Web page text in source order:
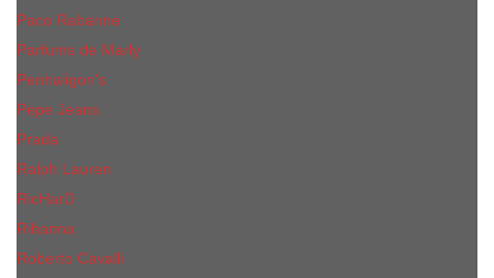
Paco Rabanne
Parfums de Marly
Penhaligon's
Pepe Jeans
Prada
Ralph Lauren
RicHarD
Rihanna
Roberto Cavalli